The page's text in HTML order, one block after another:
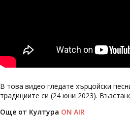
В това видео гледате хърцойски
традициите си (24 юни 2023).
Още от Култура ON AIR